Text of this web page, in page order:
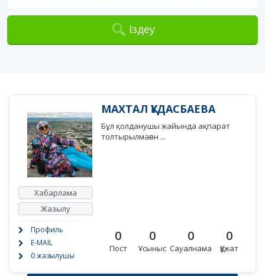
Іздеу
Хабарлама
Жазылу
Профиль
E-MAIL
0 жазылушы
МАХТАЛ ҚҰДАСБАЕВА
Бұл қолданушы жайында ақпарат
толтырылмаған ...
0
Пост
0
Ұсыныс
0
Сауалнама
0
Құжат